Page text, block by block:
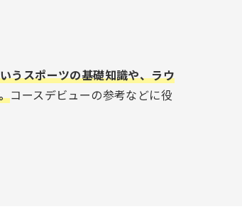
うスポーツの基礎知識や、ラウ
コースデビューの参考などに役